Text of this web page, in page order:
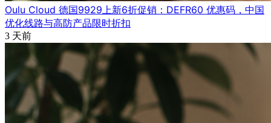
Oulu Cloud 德国9929上新6折促销：DEFR60 优惠码，中国
优化线路与高防产品限时折扣
3 天前